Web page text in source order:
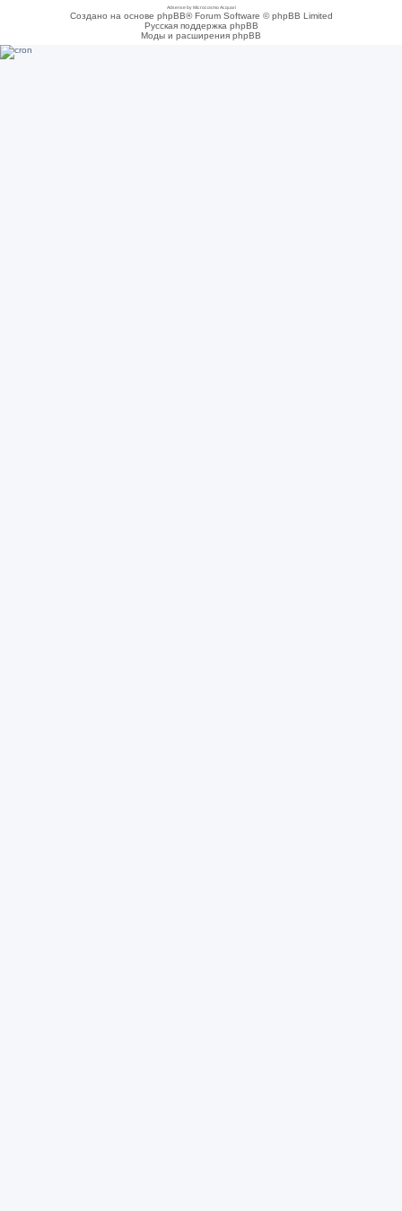
Adsense by Microcosmo Acquari
Создано на основе phpBB® Forum Software © phpBB Limited
Русская поддержка phpBB
Моды и расширения phpBB